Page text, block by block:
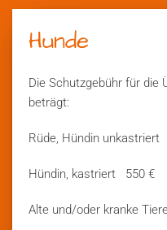
Hunde
Die Schutzgebühr für die
beträgt:
Rüde, Hündin
Hündin, kastriert 550 €
Alte und/oder kranke